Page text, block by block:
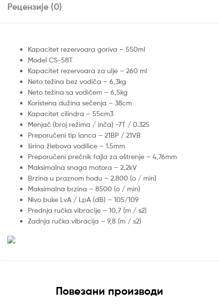
Рецензије (0)
Kapacitet rezervoara goriva – 550ml
Model CS-58T
Kapacitet rezervoara za ulje – 260 ml
Neto težina bez vodiča – 6,3kg
Neto težina sa vodičem – 6,5kg
Koristena dužina sečenja – 38cm
Kapacitet cilindra – 55cm3
Menjač (broj režima / inča) -7T / 0.325
Preporučeni tip lanca – 21BP / 21VB
širina žlebova vodilice – 1.5mm
Preporučeni prečnik fajla za oštrenje – 4,76mm
Maksimalna snaga motora – 2,2kV
Brzina u praznom hodu – 2.800 (o / min)
Maksimalna brzina – 8500 (o / min)
Nivo buke LvA / LpA (dB) – 105/109
Prednja ručka vibracije – 10,7 (m / s2)
Zadnja ručka vibracija – 9,8 (m / s2)
Повезани производи